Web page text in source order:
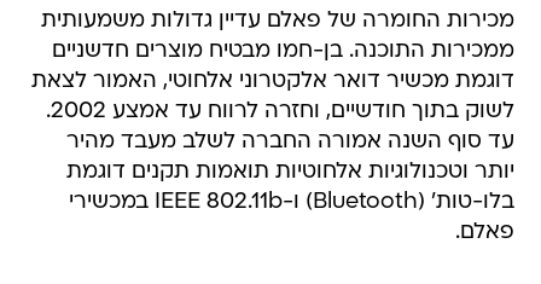
מכירות החומרה של פאלם עדיין גדולות משמעותית
ממכירות התוכנה. בן-חמו מבטיח מוצרים חדשניים
דוגמת מכשיר דואר אלקטרוני אלחוטי, האמור לצאת
לשוק בתוך חודשיים, וחזרה לרווח עד אמצע 2002.
עד סוף השנה אמורה החברה לשלב מעבד מהיר
יותר וטכנולוגיות אלחוטיות תואמות תקנים דוגמת
בלו-טות' (Bluetooth) ו-IEEE 802.11b במכשירי
פאלם.